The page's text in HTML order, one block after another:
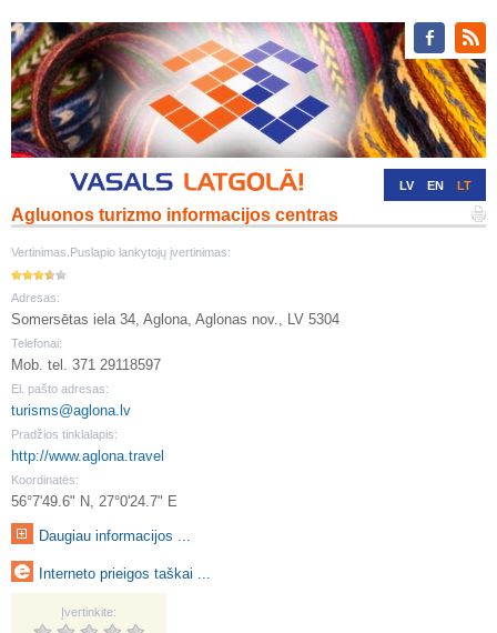
LV EN LT
Agluonos turizmo informacijos centras
Vertinimas.Puslapio lankytojų įvertinimas:
Adresas:
Somersētas iela 34, Aglona, Aglonas nov., LV 5304
Telefonai:
Mob. tel. 371 29118597
El. pašto adresas:
turisms@aglona.lv
Pradžios tinklalapis:
http://www.aglona.travel
Koordinatės:
56°7'49.6" N, 27°0'24.7" E
Daugiau informacijos ...
Interneto prieigos taškai ...
Įvertinkite: